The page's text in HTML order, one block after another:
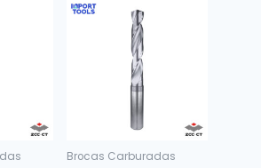
Brocas Carburadas